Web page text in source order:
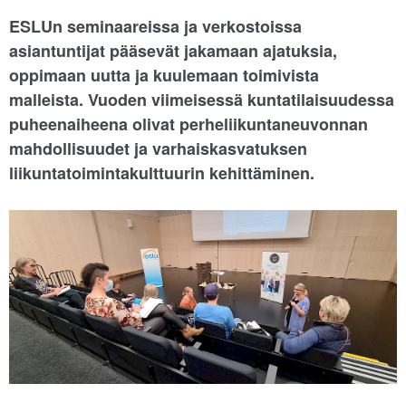
ESLUn seminaareissa ja verkostoissa
asiantuntijat pääsevät jakamaan ajatuksia,
oppimaan uutta ja kuulemaan toimivista
malleista. Vuoden viimeisessä kuntatilaisuudessa
puheenaiheena olivat perheliikuntaneuvonnan
mahdollisuudet ja varhaiskasvatuksen
liikuntatoimintakulttuurin kehittäminen.